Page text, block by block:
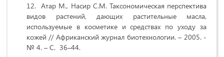
Атар М., Насир С.М. Таксономическая перспектива
видов растений, дающих растительные масла,
используемые в косметике и средствах по уходу за
кожей // Африканский журнал биотехнологии. – 2005. -
№ 4. – С. 36–44.